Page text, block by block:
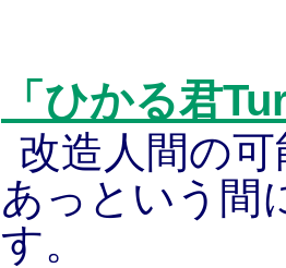
「ひかる君
改造人間の
あっという間
す。